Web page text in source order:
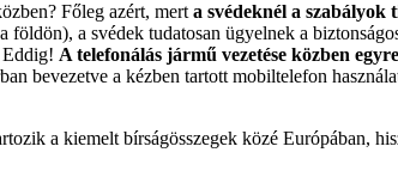
Főleg azért, mert a svédeknél a szabályok
a svédek tudatosan ügyelnek a
Eddig! A telefonálás jármű vezetése közben
bevezetve a kézben tartott mobiltelefon
a kiemelt bírságösszegek közé Európában,